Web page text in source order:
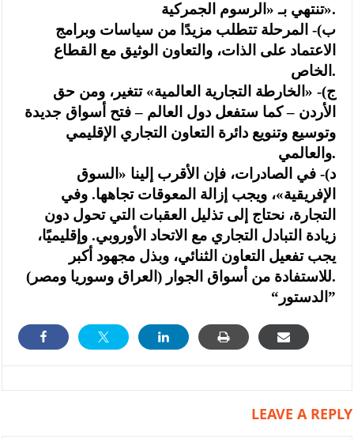
تنتهي بـ «الرسوم الجمركية».
ب)- المرحلة تتطلب مزيدًا من سياسات وبرامج
الاعتماد على الذات، والتعاون الوثيق مع القطاع
الخاص.
ج)- «الخارطة التجارية العالمية» تتغير، ومن حق
الأردن – كما ستفعل دول العالم – فتح أسواق جديدة
وتوسيع وتنويع دائرة التعاون التجاري الإقليمي
والعالمي.
د)- في الصادرات، فإن الأقرب إلينا «السوق
الإفريقية»، ويجب إزالة المعوقات تجاهها. وفي
التجارة، نحتاج إلى تذليل العقبات التي تحول دون
زيادة التبادل التجاري مع الاتحاد الأوروبي. وإقليميًا،
يجب تفعيل التعاون الثنائي، وبذل مجهود أكبر
للاستفادة من أسواق الجوار (العراق وسوريا ومصر).
“الدستور”
LEAVE A REPLY